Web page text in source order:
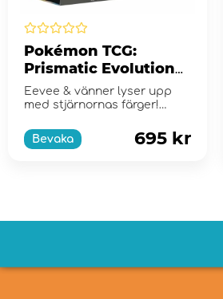
Pokémon TCG:
Prismatic Evolutions
Elite Trainer Box
Eevee & vänner lyser upp
med stjärnornas färger!
Bevaka
695 kr